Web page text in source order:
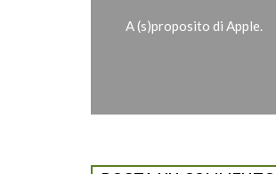
A (s)proposito di Apple.